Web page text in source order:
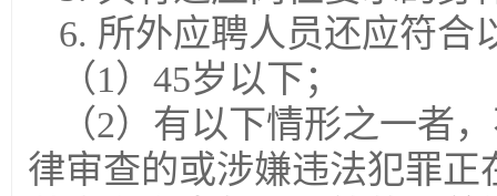
6. 所外应聘人员还应符合
（1）45岁以下；
（2）有以下情形之一者
律审查的或涉嫌违法犯罪